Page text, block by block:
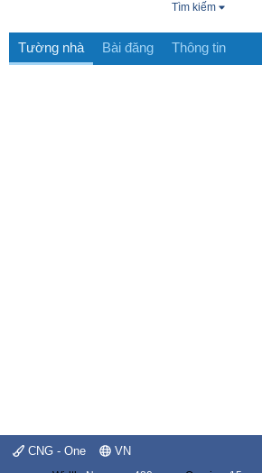
Tìm kiếm
Tường nhà Bài đăng Thông tin
CNG - One VN